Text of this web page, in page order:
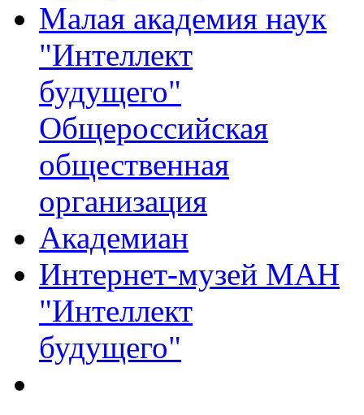
Малая академия наук
"Интеллект
будущего"
Общероссийская
общественная
организация
Академиан
Интернет-музей МАН
"Интеллект
будущего"